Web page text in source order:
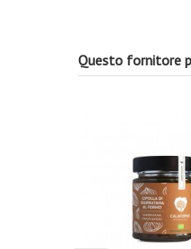
Questo fornitore